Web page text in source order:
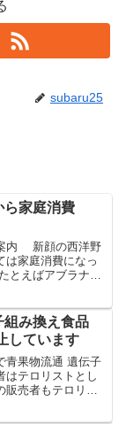
subaru25
ら家庭消費
内 新顔の西洋野
は家庭消費になっ
とえばアブラナ科
び名である
組み換え食品
しています
青果物流通 遺伝子
はテロリストとし
売者もテロリズ